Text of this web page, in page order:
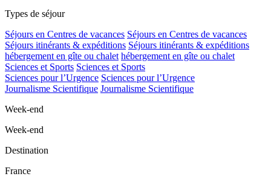
Types de séjour
Séjours en Centres de vacances Séjours en Centres de vacances
Séjours itinérants & expéditions Séjours itinérants & expéditions
hébergement en gîte ou chalet hébergement en gîte ou chalet
Sciences et Sports Sciences et Sports
Sciences pour l’Urgence Sciences pour l’Urgence
Journalisme Scientifique Journalisme Scientifique
Week-end
Week-end
Destination
France